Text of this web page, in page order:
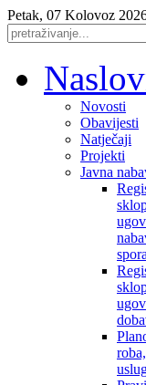
Petak, 07 Kolovoz
Novosti
Obavijesti
Natječaji
Projekti
Javna